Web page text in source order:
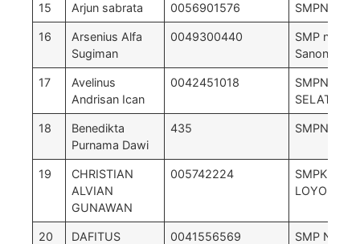
15 Arjun sabrata 0056901576 SMPN 3
16
Arsenius Alfa
Sugiman
0049300440
SMP negri 4
17
Avelinus
Andrisan Ican
0042451018
SMPN 2
SELATAN
18
Benedikta
Purnama Dawi
435 SMPN 2
19
CHRISTIAN
ALVIAN
GUNAWAN
005742224
SMPK
LOYOLA
20
DAFITUS
0041556569 SMP N 3